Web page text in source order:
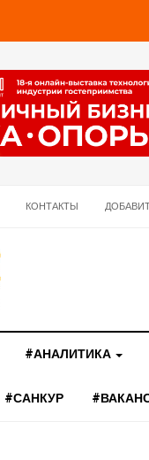
КОНТАКТЫ
#АНАЛИТИКА
#САНКУР